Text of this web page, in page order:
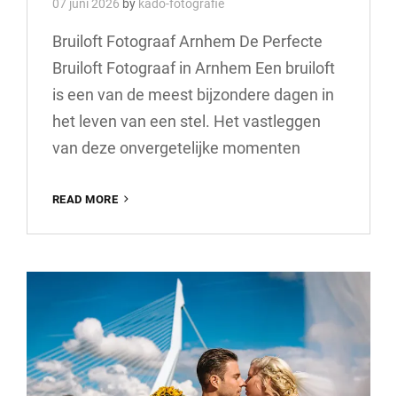
07 juni 2026 by kado-fotografie
Bruiloft Fotograaf Arnhem De Perfecte
Bruiloft Fotograaf in Arnhem Een bruiloft
is een van de meest bijzondere dagen in
het leven van een stel. Het vastleggen
van deze onvergetelijke momenten
READ MORE
FOTOGRAAF
ARNHEM:
DE
MAGIE
VAN
JULLIE
TROUWDAG